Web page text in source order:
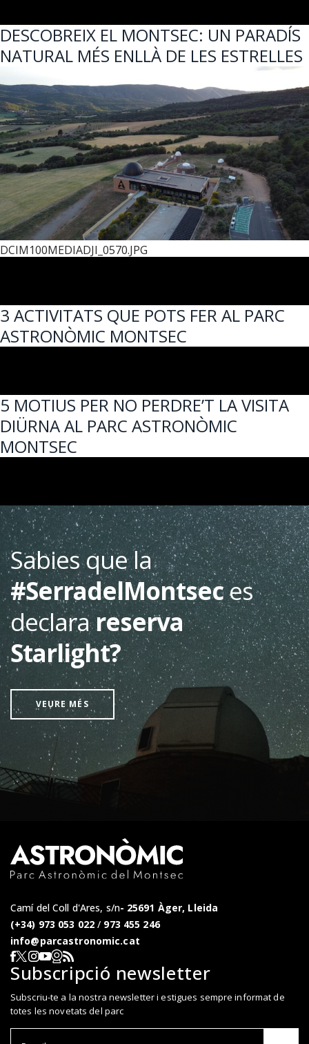
PERSEIDS
DESCOBREIX EL MONTSEC: UN PARADÍS
NATURAL MÉS ENLLÀ DE LES ESTRELLES
DCIM100MEDIADJI_0570.JPG
3 ACTIVITATS QUE POTS FER AL PARC
ASTRONÒMIC MONTSEC
5 MOTIUS PER NO PERDRE’T LA VISITA
DIÜRNA AL PARC ASTRONÒMIC
MONTSEC
Sabies que la
#SerradelMontseces
declarareserva
Starlight?
VEURE MÉS
Segueix-nos a Facebook
Segueix-nos a X
Segueix-nos a Instagram
Segueix-nos a YouTube
Webcam en directe
RSS del Parc Astronòmic
Camí del Coll d'Ares, s/n 25691 Àger, Lleida
(+34) 973 053 022 / 973 455 246
info@parcastronomic.cat
Subscripció newsletter
Subscriu-te a la nostra newsletter i estigues sempre informat de
totes les novetats del parc